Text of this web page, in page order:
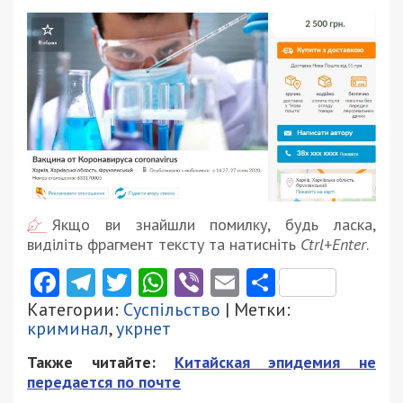
Якщо ви знайшли помилку, будь ласка,
виділіть фрагмент тексту та натисніть Ctrl+Enter.
Facebook
Telegram
Twitter
WhatsApp
ViberEmail
Категории: Суспільство | Метки:
криминал,укрнет
Также читайте: Китайская эпидемия не
передается по почте